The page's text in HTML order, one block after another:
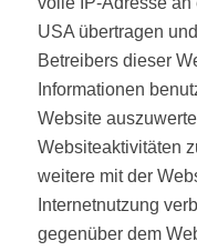
USA übertragen
Betreibers dieser
Informationen
Website
Websiteaktivitäten
weitere mit der
Internetnutzung
gegenüber dem